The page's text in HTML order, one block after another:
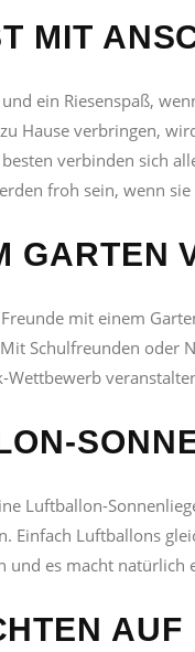
MIT
ein Riesenspaß,
Hause verbringen,
verbinden sich
froh sein, wenn
GARTEN
mit einem
Schulfreunden oder
Wettbewerb
Luftballon-
Einfach Luftballons
und es macht